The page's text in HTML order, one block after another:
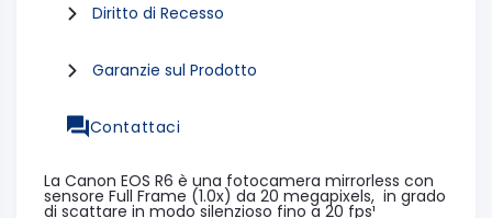
Diritto di Recesso
Garanzie sul Prodotto
Contattaci
La Canon EOS R6 è una fotocamera mirrorless con
sensore Full Frame (1.0x) da 20 megapixels, in grado
di scattare in modo silenzioso fino a 20 fps¹